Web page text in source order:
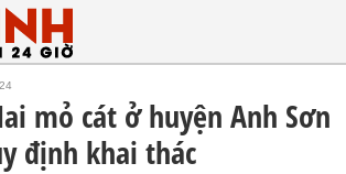
mỏ cát ở huyện Anh Sơn
định khai thác